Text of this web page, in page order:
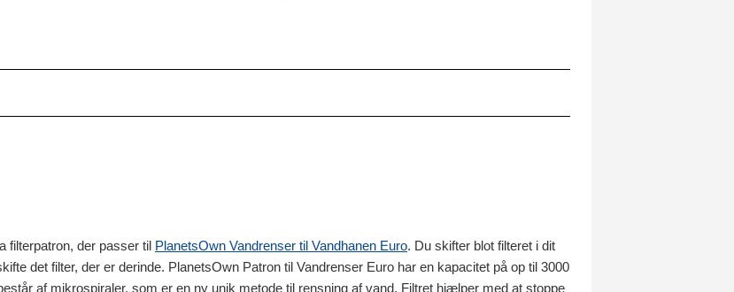
filterpatron, der passer til PlanetsOwn Vandrenser til Vandhanen Euro. Du skifter blot filteret i dit
det filter, der er derinde. PlanetsOwn Patron til Vandrenser Euro har en kapacitet på op til 3000
af mikrospiraler, som er en ny unik metode til rensning af vand. Filtret hjælper med at stoppe